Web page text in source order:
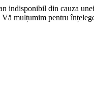
indisponibil din cauza
mulțumim pentru